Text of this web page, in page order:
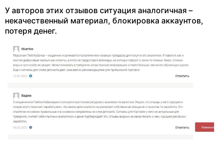
У авторов этих отзывов ситуация аналогичная –
некачественный материал, блокировка аккаунтов,
потеря денег.